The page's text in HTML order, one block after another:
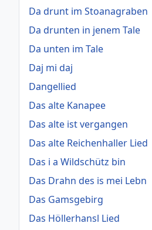
Da drunt im Stoanagraben
Da drunten in jenem Tale
Da unten im Tale
Daj mi daj
Dangellied
Das alte Kanapee
Das alte ist vergangen
Das alte Reichenhaller Lied
Das i a Wildschütz bin
Das Drahn des is mei Lebn
Das Gamsgebirg
Das Höllerhansl Lied